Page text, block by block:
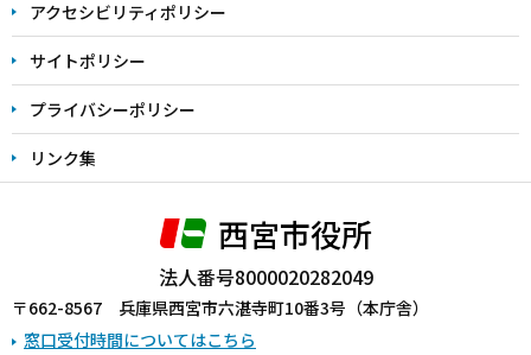
アクセシビリティポリシー
サイトポリシー
プライバシーポリシー
リンク集
西宮市役所
法人番号8000020282049
〒662-8567 兵庫県西宮市六湛寺町10番3号（本庁舎）
窓口受付時間についてはこちら